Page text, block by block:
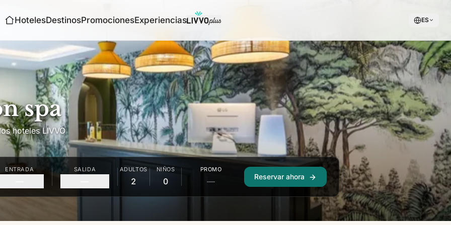
HotelesDestinosPromocionesExperiencias ES
spa
hoteles LIVVO
ENTRADA SALIDA ADULTOS
2
NIÑOS
0
PROMO
Reservar ahora